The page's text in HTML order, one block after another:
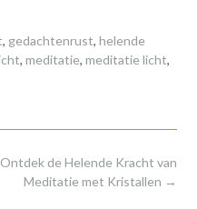
, gedachtenrust, helende
, meditatie, meditatie licht,
Ontdek de Helende Kracht van
Meditatie met Kristallen →